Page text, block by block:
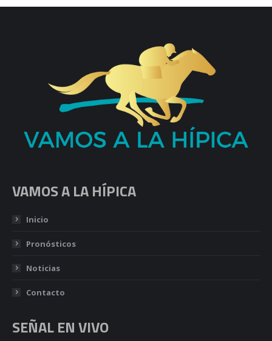
VAMOS A LA HÍPICA
Inicio
Pronósticos
Noticias
Contacto
SEÑAL EN VIVO